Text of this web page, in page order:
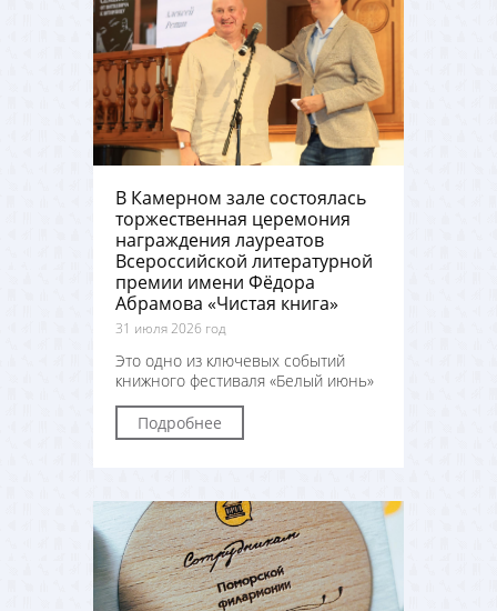
В Камерном зале состоялась
торжественная церемония
награждения лауреатов
Всероссийской литературной
премии имени Фёдора
Абрамова «Чистая книга»
31 июля 2026 год
Это одно из ключевых событий
книжного фестиваля «Белый июнь»
Подробнее